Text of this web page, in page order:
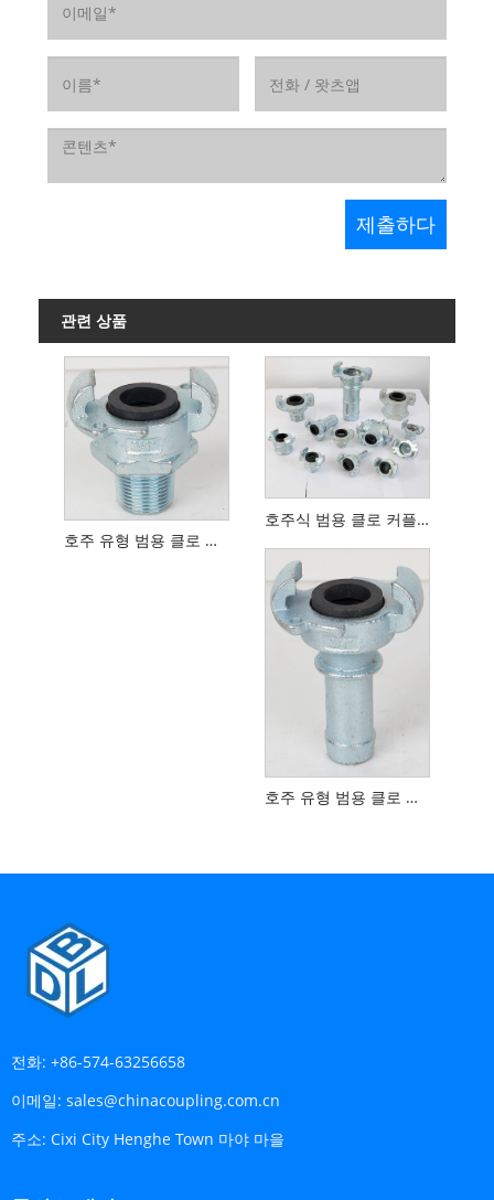
관련 상품
호주 유형 범용 클로 커플 링 수나사
호주식 범용 클로 커플링 유형 S
호주 유형 범용 클로 커플 링 호스 테일
전화: +86-574-63256658
이메일: sales@chinacoupling.com.cn
주소: Cixi City Henghe Town 마야 마을